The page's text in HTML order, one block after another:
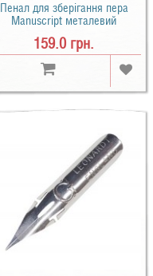
Пенал для зберігання пера
Manuscript металевий
159.0 грн.